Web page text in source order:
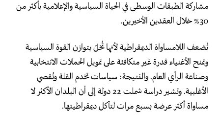
مشاركة الطبقات الوسطى في الحياة السياسية والإعلامية بأكثر من
30% خلال العقدين الأخيرين.
تُضعف اللامساواة الديمقراطية لأنها تُخلّ بتوازن القوة السياسية
وتمنح الأغنياء قدرة غير متكافئة على تمويل الحملات الانتخابية
وصناعة الرأي العام. والنتيجة: سياسات تخدم القلة وتُقصي
الأغلبية. وتشير دراسة شملت 22 دولة إلى أن البلدان الأكثر لا
مساواة أكثر عرضة بسبع مرات لتآكل ديمقراطيتها.